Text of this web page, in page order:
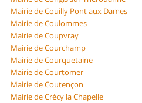
Mairie de Couilly Pont aux Dames
Mairie de Coulommes
Mairie de Coupvray
Mairie de Courchamp
Mairie de Courquetaine
Mairie de Courtomer
Mairie de Coutençon
Mairie de Crécy la Chapelle